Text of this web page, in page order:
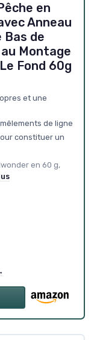
en
Anneau
Bas de
Montage
Fond 60g
et une
de ligne
constituer un
en 60 g,